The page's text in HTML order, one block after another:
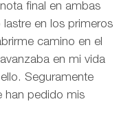
final en ambas
en los primeros
camino en el
en mi vida
Seguramente
han pedido mis